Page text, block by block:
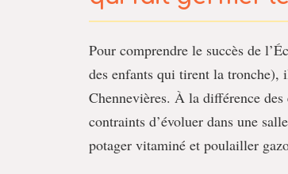
Pour comprendre le succès de
des enfants qui tirent la tronche),
Chennevières. À la différence
contraints d’évoluer dans une
potager vitaminé et poulailler